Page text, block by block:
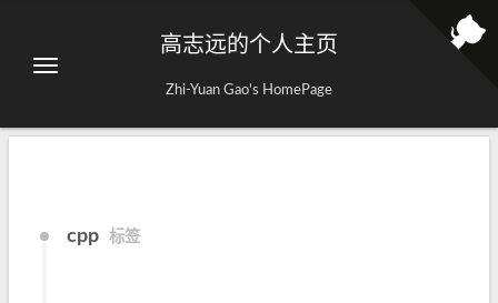
高志远的个人主页
Zhi-Yuan Gao's HomePage
cpp 标签